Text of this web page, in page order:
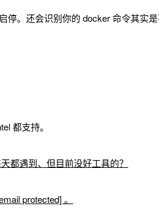
。还会识别你的 docker 命令其实是
都支持。
都遇到、但目前没好工具的？
protected] 。